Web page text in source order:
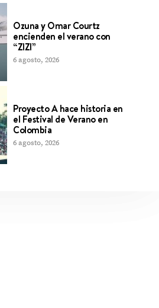
Ozuna y Omar Courtz
encienden el verano con
“ZIZI”
6 agosto, 2026
Proyecto A hace historia en
el Festival de Verano en
Colombia
6 agosto, 2026